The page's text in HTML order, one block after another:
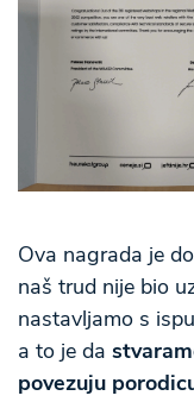
Ova nagrada je
naš trud nije bio
nastavljamo s
a to je da
povezuju